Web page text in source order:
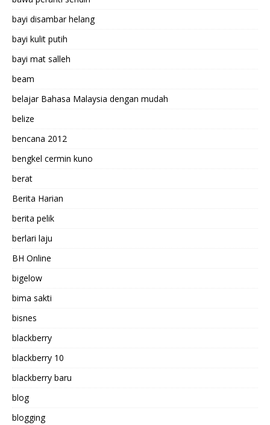
bayi disambar helang
bayi kulit putih
bayi mat salleh
beam
belajar Bahasa Malaysia dengan mudah
belize
bencana 2012
bengkel cermin kuno
berat
Berita Harian
berita pelik
berlari laju
BH Online
bigelow
bima sakti
bisnes
blackberry
blackberry 10
blackberry baru
blog
blogging